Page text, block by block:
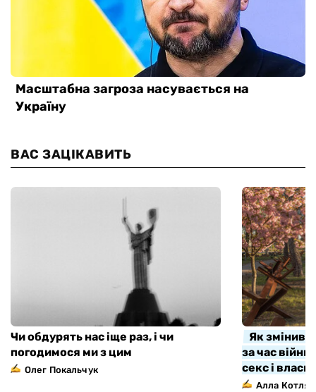
ВАС ЗАЦІКАВИТЬ
Чи обдурять нас іще раз, і чи
погодимося ми з цим
Олег Покальчук
Як
за час
секс і
Алла Котляр